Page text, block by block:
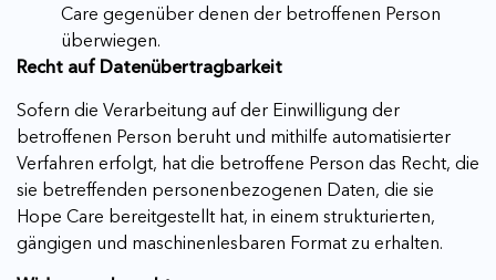
Care gegenüber denen der betroffenen Person
überwiegen.
Recht auf Datenübertragbarkeit
Sofern die Verarbeitung auf der Einwilligung der
betroffenen Person beruht und mithilfe automatisierter
Verfahren erfolgt, hat die betroffene Person das Recht, die
sie betreffenden personenbezogenen Daten, die sie
Hope Care bereitgestellt hat, in einem strukturierten,
gängigen und maschinenlesbaren Format zu erhalten.